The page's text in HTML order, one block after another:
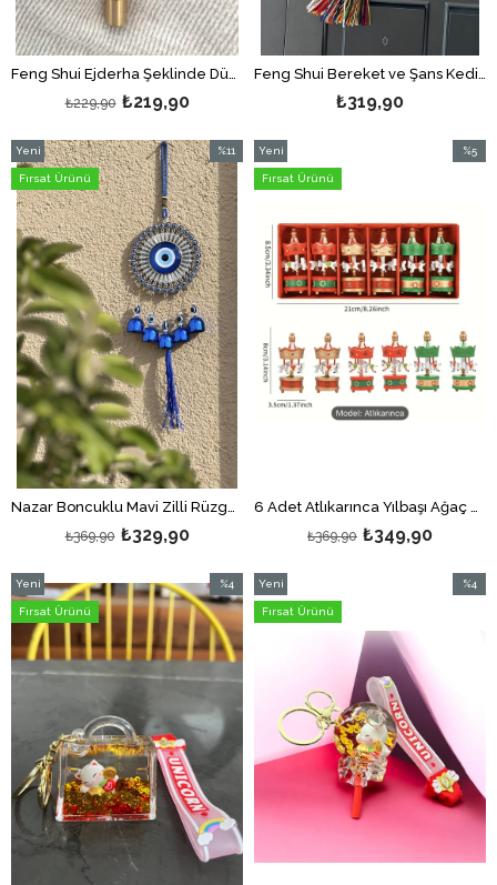
Feng Shui Ejderha Şeklinde Düdük Bereket ve Şans Kedisi Anahtarlığı (Ses Çıkarır Düdük)
₺219,90
₺229,90
Feng Shui Bereket ve Şans Kedisi Asılabilir Dekor /Maneki Neko Kırmızı Detaylı Gold Araba Aynası Süsü
₺319,90
₺329,90
₺369,90
%11
İndirim
%11İndirim
Yeni
Ürün
Fırsat Ürünü
₺349,90
₺369,90
%5
Yeni
Ürün
Fırsat Ürünü
%4
İndirim
%4İndirim
Yeni
Ürün
Fırsat Ürünü
%4
Yeni
Ürün
Fırsat Ürünü